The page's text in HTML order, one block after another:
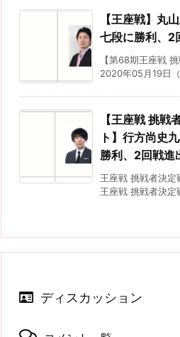
【王座戦】丸
七段に勝利、2
【第68期王座戦
2020年05月19日
【王座戦 挑戦
ト】行方尚史
勝利、2回戦進
王座戦 挑戦者決
王座戦 挑戦者決
ディスカッション